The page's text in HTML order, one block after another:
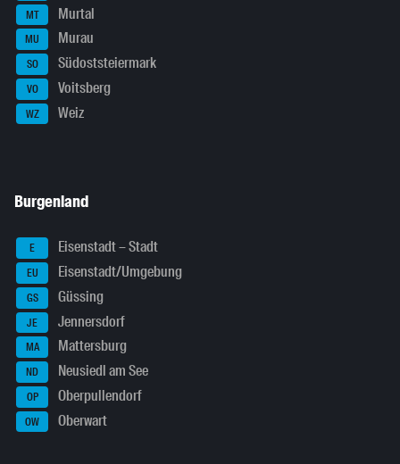
MT Murtal
MU Murau
SO Südoststeiermark
VO Voitsberg
WZ Weiz
Burgenland
E Eisenstadt – Stadt
EU Eisenstadt/Umgebung
GS Güssing
JE Jennersdorf
MA Mattersburg
ND Neusiedl am See
OP Oberpullendorf
OW Oberwart